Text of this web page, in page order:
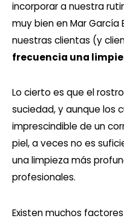
incorporar a nuestra
muy bien en Mar
nuestras clientas (y
frecuencia una
Lo cierto es que el
suciedad, y aunque los
imprescindible de un
piel, a veces no es
una limpieza más
profesionales.
Existen muchos